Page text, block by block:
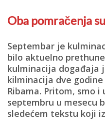
Oba pomračenja
Septembar je
bilo aktuelno
kulminacija događaja
kilminacija dve
Ribama. Pritom, smo i
septembru u mesecu
sledećem tekstu koji